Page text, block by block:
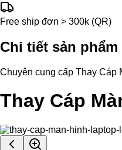
Free ship đơn > 300k (QR)
Chi tiết sản phẩm
Chuyên cung cấp Thay Cáp
Thay Cáp